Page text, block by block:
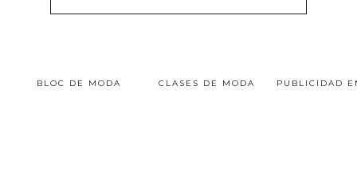
BLOC DE MODA CLASES DE MODA PUBLICIDAD